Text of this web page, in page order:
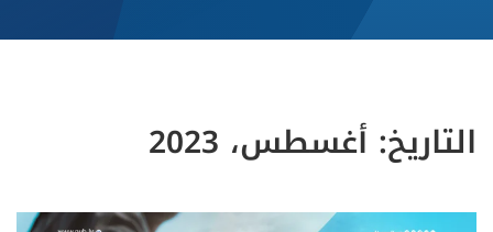
التاريخ: أغسطس، 2023